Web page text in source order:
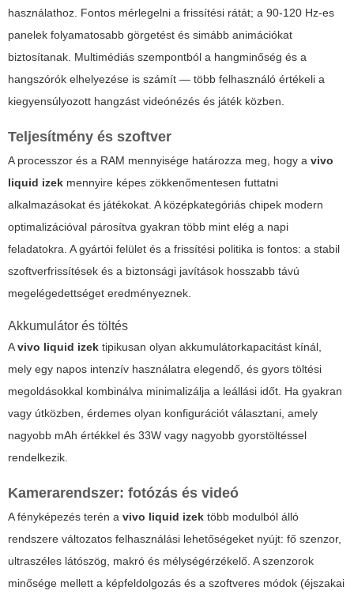
használathoz. Fontos mérlegelni a frissítési rátát; a 90-120 Hz-es
panelek folyamatosabb görgetést és simább animációkat
biztosítanak. Multimédiás szempontból a hangminőség és a
hangszórók elhelyezése is számít — több felhasználó értékeli a
kiegyensúlyozott hangzást videónézés és játék közben.
Teljesítmény és szoftver
A processzor és a RAM mennyisége határozza meg, hogy a vivo
liquid izek mennyire képes zökkenőmentesen futtatni
alkalmazásokat és játékokat. A középkategóriás chipek modern
optimalizációval párosítva gyakran több mint elég a napi
feladatokra. A gyártói felület és a frissítési politika is fontos: a stabil
szoftverfrissítések és a biztonsági javítások hosszabb távú
megelégedettséget eredményeznek.
Akkumulátor és töltés
Avivo liquid izek tipikusan olyan akkumulátorkapacitást kínál,
mely egy napos intenzív használatra elegendő, és gyors töltési
megoldásokkal kombinálva minimalizálja a leállási időt. Ha gyakran
vagy útközben, érdemes olyan konfigurációt választani, amely
nagyobb mAh értékkel és 33W vagy nagyobb gyorstöltéssel
rendelkezik.
Kamerarendszer: fotózás és videó
A fényképezés terén a vivo liquid izek több modulból álló
rendszere változatos felhasználási lehetőségeket nyújt: fő szenzor,
ultraszéles látószög, makró és mélységérzékelő. A szenzorok
minősége mellett a képfeldolgozás és a szoftveres módok (éjszakai